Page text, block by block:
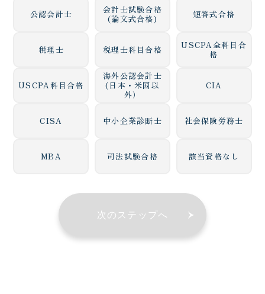
公認会計士
会計士試験合格
(論文式合格)
短答式合格
税理士 税理士科目合格
USCPA全科目合
格
USCPA科目合格
海外公認会計士
(日本・米国以
外）
CIA
CISA 中小企業診断士 社会保険労務士
MBA 司法試験合格 該当資格なし
次のステップへ